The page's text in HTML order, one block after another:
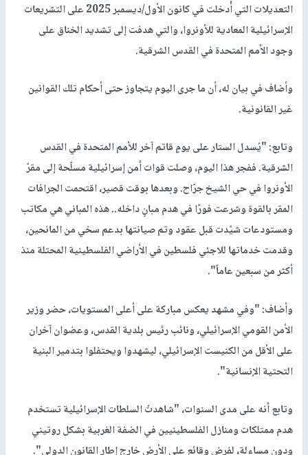
التعديلات التي أُدخلت في كانون الأول/ديسمبر 2025 على التشريعات
الإسرائيلية المعادية للأونروا، والتي هدفت إلى تشديد الخناق على
وجود الأمم المتحدة في القدس الشرقية.
وأضاف في بيان له، أن ما جرى اليوم يتجاوز حتى أحكام تلك القوانين
غير القانونية.
وتابع: "يُسدل الستار على يومٍ قاتم آخر للأمم المتحدة في القدس
الشرقية. ففجر هذا اليوم، وصلت قوات أمن إسرائيلية مسلّحة إلى مقرّ
الأونروا في حي الشيخ جرّاح. وبعدها بوقت قصير، اقتحمت الجرافات
المقر بالقوة وشرعت فورًا في هدم مبانٍ داخله.. هذه المباني هي مكاتب
ومستودعات شيًدت قبل عقود وتم صيانتها بدعم سخي من المانحين،
وقدمت خدماتها للاجئي فلسطين في الأراضي الفلسطينية المحتلة منذ
أكثر من سبعين عاماً".
وأضاف: "وفي مشهد يعكس مباركة على أعلى المستويات، حضر وزير
الأمن القومي الإسرائيلي، ونائب رئيس بلدية القدس، وعضوان آخران
على الأقل من الكنيست الإسرائيلي، ليشهدوا ويحتفلوا بتدمير البنية
التحتية الإنسانية".
وتابع أنه على مدى السنوات، "شاهدتُ السلطات الإسرائيلية تستخدم
هدم ممتلكات ومنازل الفلسطينيين في الضفة الغربية بشكل روتيني
ودون مساءلة، لفرض وقائع على الأرض خارج إطار القانون الدولي".